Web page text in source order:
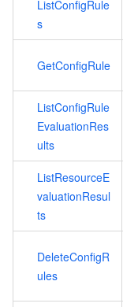
ListConfigRule
s
GetConfigRule
ListConfigRule
EvaluationRes
ults
ListResourceE
valuationResul
ts
DeleteConfigR
ules